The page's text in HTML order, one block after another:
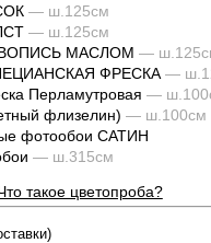
— ш.125см
— ш.125см
МАСЛОМ —
ФРЕСКА —
Перламутровая —
флизелин) — ш.100см
фотообои САТИН
— ш.315см
такое цветопроба?